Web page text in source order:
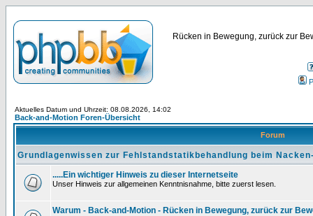
Rücken in Bewegung, zurück zur
Aktuelles Datum und Uhrzeit: 08.08.2026, 14:02
Back-and-Motion Foren-Übersicht
Forum
Grundlagenwissen zur Fehlstandstatikbehandlung beim
.....Ein wichtiger Hinweis zu dieser Internetseite
Unser Hinweis zur allgemeinen Kenntnisnahme, bitte zuerst lesen.
Warum - Back-and-Motion - Rücken in Bewegung, zurück zur